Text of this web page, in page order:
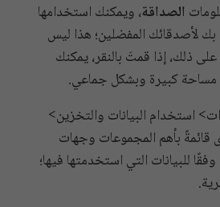
الصداقة، ويمكنك استخدامها
لأصدقائك المفضلين؛ هذا ليس
ذلك، إذا قمتَ بالنقر، يمكنك
كبيرة وبشكل جماعي.
استخدام البيانات والتخزين>
قائمةً بأهم المجموعات وجهات
للبيانات التي استخدمتها فيها؛